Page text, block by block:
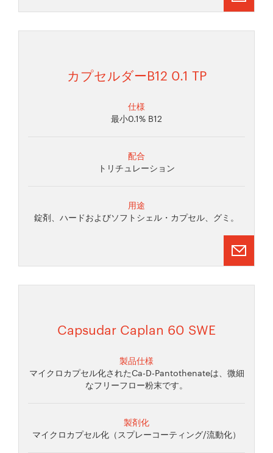
カプセルダーB12 0.1 TP
仕様
最小0.1% B12
配合
トリチュレーション
用途
錠剤、ハードおよびソフトシェル・カプセル、グミ。
Capsudar Caplan 60 SWE
製品仕様
マイクロカプセル化されたCa-D-Pantothenateは、微細
なフリーフロー粉末です。
製剤化
マイクロカプセル化（スプレーコーティング/流動化）